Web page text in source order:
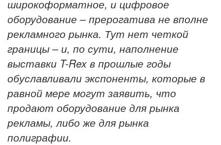
широкоформатное, и цифровое
оборудование – прерогатива не вполне
рекламного рынка. Тут нет четкой
границы – и, по сути, наполнение
выставки T-Rex в прошлые годы
обуславливали экспоненты, которые в
равной мере могут заявить, что
продают оборудование для рынка
рекламы, либо же для рынка
полиграфии.